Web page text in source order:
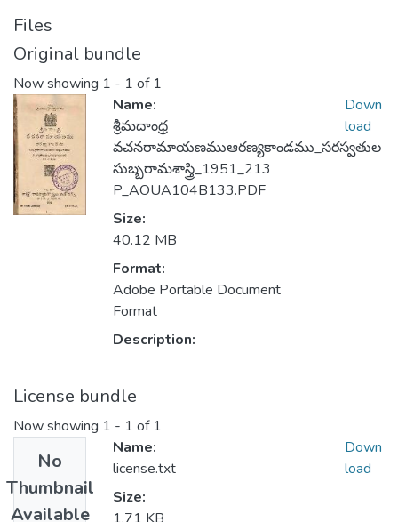
Files
Original bundle
Now showing 1 - 1 of 1
Name:
శ్రీమదాంధ్ర
వచనరామాయణముఆరణ్యకాండము_సరస్వతుల
సుబ్బరామశాస్త్రి_1951_213
P_AOUA104B133.PDF
Size:
40.12 MB
Format:
Adobe Portable Document
Format
Description:
Down
load
License bundle
Now showing 1 - 1 of 1
No
Thumbnail
Available
Name:
license.txt
Size:
Down
load